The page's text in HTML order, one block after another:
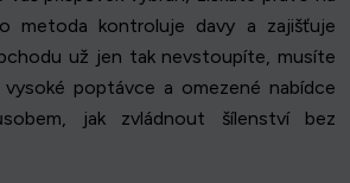
metoda kontroluje davy a zajišťuje
už jen tak nevstoupíte, musíte
poptávce a omezené nabídce
jak zvládnout šílenství bez